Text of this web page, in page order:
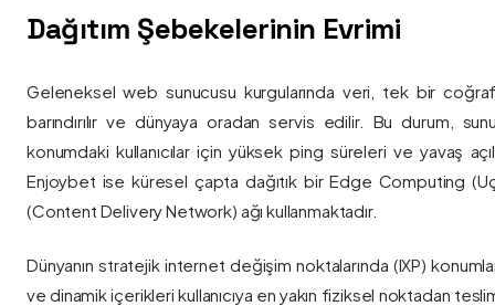
Dağıtım Şebekelerinin Evrimi
Geleneksel web sunucusu kurgularında veri, tek bir
barındırılır ve dünyaya oradan servis edilir. Bu durum,
konumdaki kullanıcılar için yüksek ping süreleri ve yavaş
Enjoybet ise küresel çapta dağıtık bir Edge Computing
(Content Delivery Network) ağı kullanmaktadır.
Dünyanın stratejik internet değişim noktalarında (IXP)
ve dinamik içerikleri kullanıcıya en yakın fiziksel noktadan